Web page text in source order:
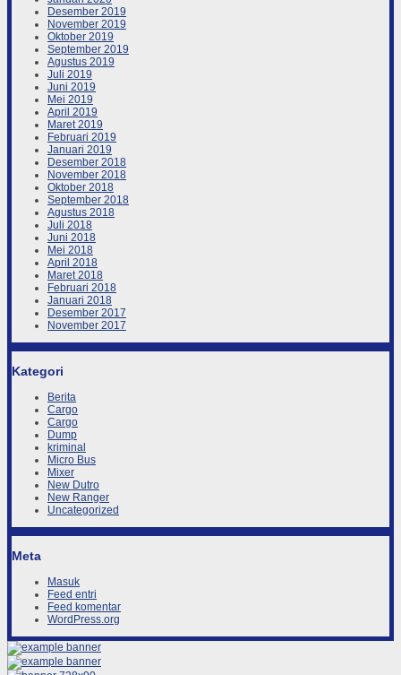
Desember 2019
November 2019
Oktober 2019
September 2019
Agustus 2019
Juli 2019
Juni 2019
Mei 2019
April 2019
Maret 2019
Februari 2019
Januari 2019
Desember 2018
November 2018
Oktober 2018
September 2018
Agustus 2018
Juli 2018
Juni 2018
Mei 2018
April 2018
Maret 2018
Februari 2018
Januari 2018
Desember 2017
November 2017
Kategori
Berita
Cargo
Cargo
Dump
kriminal
Micro Bus
Mixer
New Dutro
New Ranger
Uncategorized
Meta
Masuk
Feed entri
Feed komentar
WordPress.org